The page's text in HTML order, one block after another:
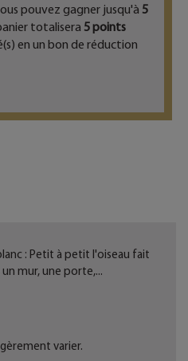
pouvez gagner jusqu'à 5
totalisera 5points
en un bon de réduction
: Petit à petit l'oiseau fait
mur, une porte,...
varier.